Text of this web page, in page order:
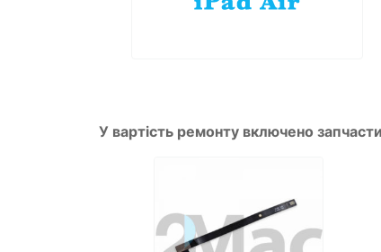
У вартість ремонту включено